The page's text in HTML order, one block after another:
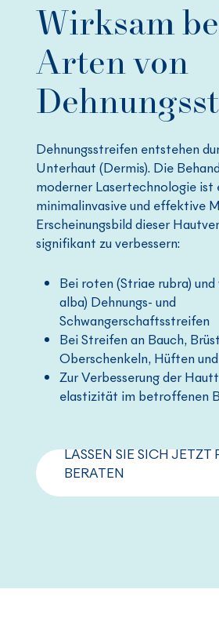
Wirksam
Arten von
Dehnungsstreifen entstehen
Unterhaut (Dermis). Die
moderner Lasertechnologie ist
minimalinvasive und effektive
Erscheinungsbild dieser
signifikant zu verbessern:
Bei roten (Striae rubra)
alba) Dehnungs- und
Schwangerschaftsstreifen
Bei Streifen an Bauch,
Oberschenkeln, Hüften
Zur Verbesserung der
elastizität im betroffenen
LASSEN SIE SICH JETZT
BERATEN